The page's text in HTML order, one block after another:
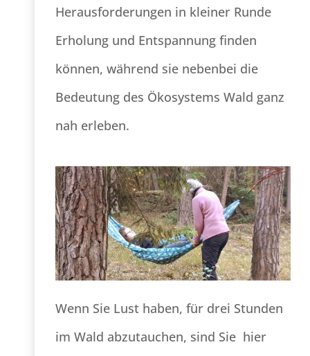
Herausforderungen in kleiner Runde
Erholung und Entspannung finden
können, während sie nebenbei die
Bedeutung des Ökosystems Wald ganz
nah erleben.
Wenn Sie Lust haben, für drei Stunden
im Wald abzutauchen, sind Sie hier